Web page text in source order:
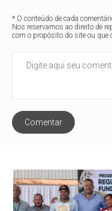
* O conteúdo de cada
Nos reservamos ao direito de
com o propósito do site ou
Comentar